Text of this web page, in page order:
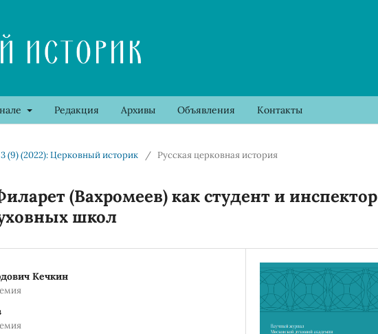
Редакция Архивы Объявления Контакты
(9) (2022): Церковный историк / Русская церковная история
(Вахромеев) как студент и инспектор
школ
Кечкин